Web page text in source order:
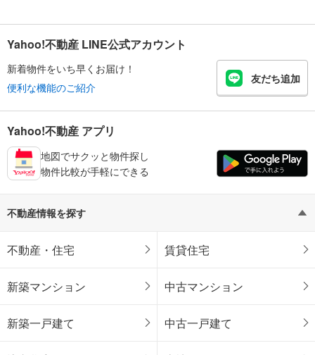
Yahoo!不動産 LINE公式アカウント
新着物件をいち早くお届け！
便利な機能のご紹介
友だち追加
Yahoo!不動産 アプリ
地図でサクッと物件探し
物件比較が手軽にできる
不動産情報を探す
不動産・住宅 賃貸住宅
新築マンション 中古マンション
新築一戸建て 中古一戸建て